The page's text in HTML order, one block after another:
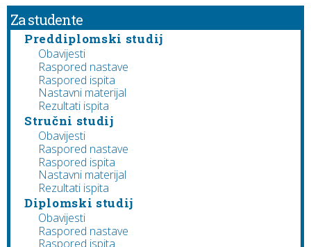
Za studente
Preddiplomski studij
Obavijesti
Raspored nastave
Raspored ispita
Nastavni materijal
Rezultati ispita
Stručni studij
Obavijesti
Raspored nastave
Raspored ispita
Nastavni materijal
Rezultati ispita
Diplomski studij
Obavijesti
Raspored nastave
Raspored ispita